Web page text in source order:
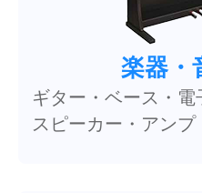
楽器・
ギター・ベース・電
スピーカー・アンプ